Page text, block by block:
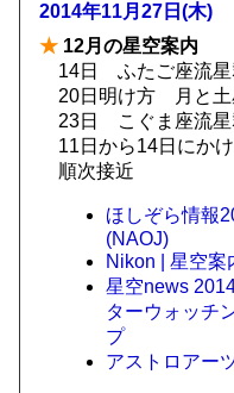
2014年11月27日(木)
★ 12月の星空案内
14日 ふたご座流星
20日明け方 月と土
23日 こぐま座流星
11日から14日にか
順次接近
ほしぞら情報
(NAOJ)
Nikon | 星空案
星空news
ターウォッチ
プ
アストロアー